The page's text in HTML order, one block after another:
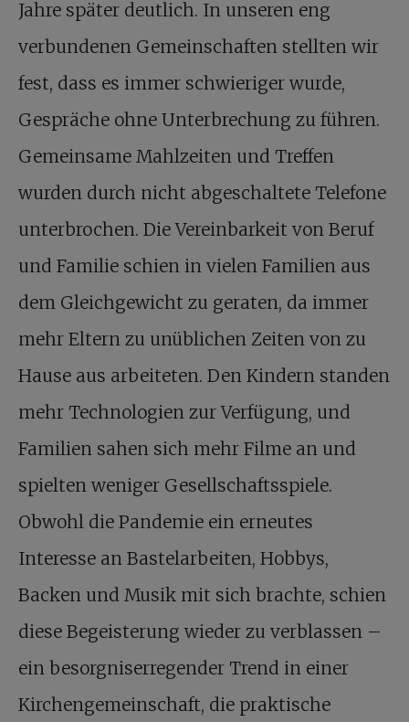
Jahre später deutlich. In unseren eng
verbundenen Gemeinschaften stellten wir
fest, dass es immer schwieriger wurde,
Gespräche ohne Unterbrechung zu führen.
Gemeinsame Mahlzeiten und Treffen
wurden durch nicht abgeschaltete Telefone
unterbrochen. Die Vereinbarkeit von Beruf
und Familie schien in vielen Familien aus
dem Gleichgewicht zu geraten, da immer
mehr Eltern zu unüblichen Zeiten von zu
Hause aus arbeiteten. Den Kindern standen
mehr Technologien zur Verfügung, und
Familien sahen sich mehr Filme an und
spielten weniger Gesellschaftsspiele.
Obwohl die Pandemie ein erneutes
Interesse an Bastelarbeiten, Hobbys,
Backen und Musik mit sich brachte, schien
diese Begeisterung wieder zu verblassen –
ein besorgniserregender Trend in einer
Kirchengemeinschaft, die praktische